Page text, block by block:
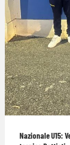
Nazionale U15: